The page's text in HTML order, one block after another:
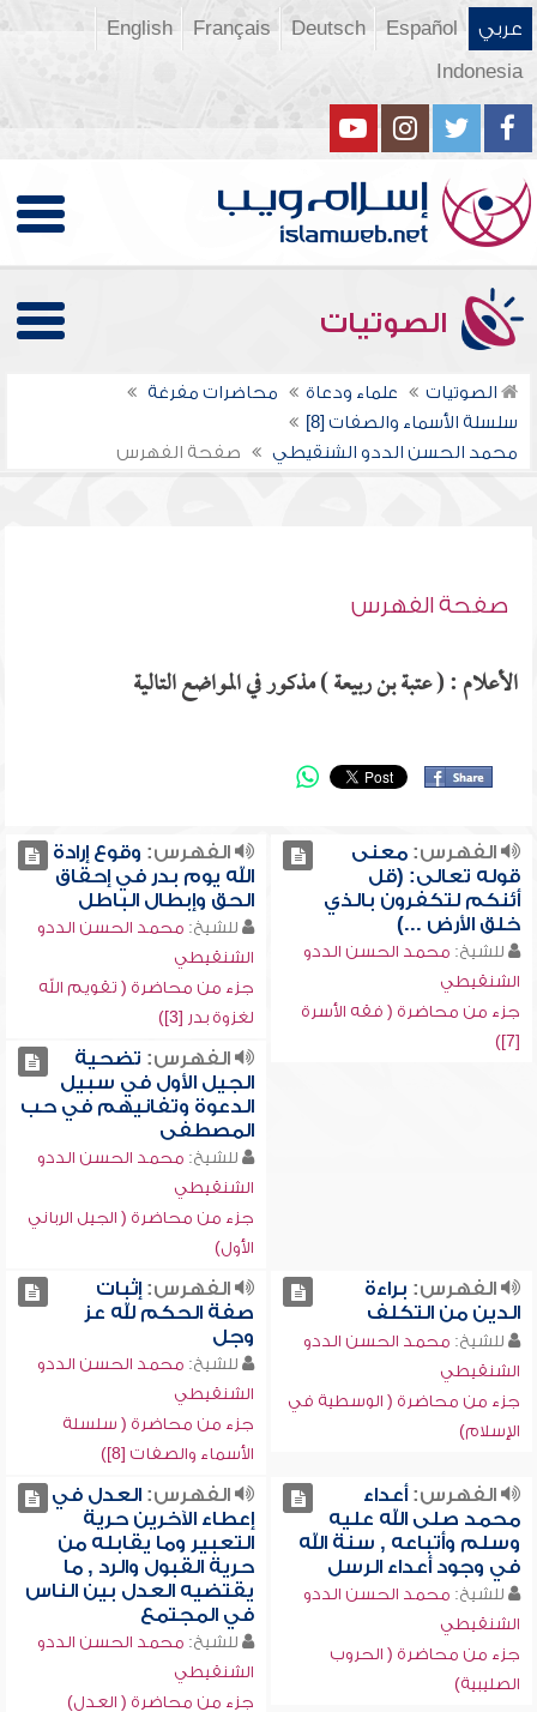
عربي Español
Deutsch
Français
English
Indonesia
الصوتيات
الصوتيات علماء ودعاة
محاضرات مفرغة
سلسلة الأسماء والصفات [8]
محمد الحسن الددو الشنقيطي
صفحة الفهرس
صفحة الفهرس
الأعلام : ( عتبة بن ربيعة ) مذكور في المواضع التالية
الفهرس:معنى
قوله تعالى: (قل
أئنكم لتكفرون بالذي
خلق الأرض ...)
للشيخ: محمد الحسن الددو
الشنقيطي
جزء من محاضرة ( فقه الأسرة
[7])
الفهرس: وقوع إرادة
الله يوم بدر في إحقاق
الحق وإبطال الباطل
للشيخ: محمد الحسن الددو
الشنقيطي
جزء من محاضرة ( تقويم الله
لغزوة بدر [3])
الفهرس: تضحية
الجيل الأول في سبيل
الدعوة وتفانيهم في حب
المصطفى
للشيخ: محمد الحسن الددو
الشنقيطي
جزء من محاضرة ( الجيل الرباني
الأول)
الفهرس: براءة
الدين من التكلف
للشيخ: محمد الحسن الددو
الشنقيطي
جزء من محاضرة ( الوسطية في
الإسلام)
الفهرس:إثبات
صفة الحكم لله عز
وجل
للشيخ: محمد الحسن الددو
الشنقيطي
جزء من محاضرة ( سلسلة
الأسماء والصفات [8])
الفهرس:أعداء
محمد صلى الله عليه
وسلم وأتباعه , سنة الله
في وجود أعداء الرسل
للشيخ: محمد الحسن الددو
الشنقيطي
جزء من محاضرة ( الحروب
الصليبية)
الفهرس:العدل في
إعطاء الآخرين حرية
التعبير وما يقابله من
حرية القبول والرد , ما
يقتضيه العدل بين الناس
في المجتمع
للشيخ: محمد الحسن الددو
الشنقيطي
جزء من محاضرة ( العدل)